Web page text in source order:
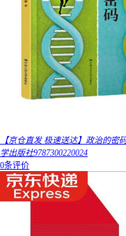
【京仓直发 极速送达】政治的
学出版社9787300220024
0条评价